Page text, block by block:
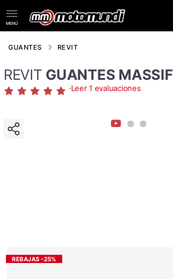
MENÚ
GUANTES REVIT
REVIT GUANTES MASSIF
·Leer 1 evaluaciones
REBAJAS -25%